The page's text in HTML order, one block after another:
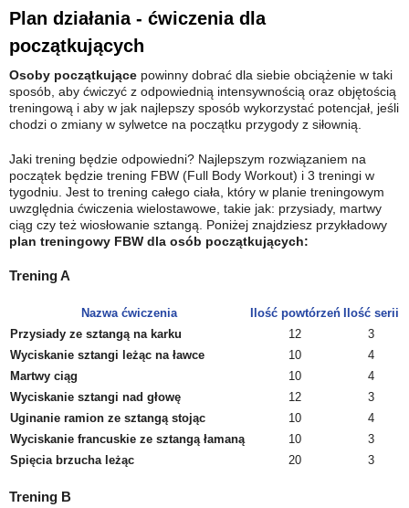
Plan działania - ćwiczenia dla
początkujących
Osoby początkujące powinny dobrać dla siebie obciążenie w taki
sposób, aby ćwiczyć z odpowiednią intensywnością oraz objętością
treningową i aby w jak najlepszy sposób wykorzystać potencjał, jeśli
chodzi o zmiany w sylwetce na początku przygody z siłownią.
Jaki trening będzie odpowiedni? Najlepszym rozwiązaniem na
początek będzie trening FBW (Full Body Workout) i 3 treningi w
tygodniu. Jest to trening całego ciała, który w planie treningowym
uwzględnia ćwiczenia wielostawowe, takie jak: przysiady, martwy
ciąg czy też wiosłowanie sztangą. Poniżej znajdziesz przykładowy
plan treningowy FBW dla osób początkujących:
Trening A
Nazwa ćwiczenia Ilość powtórzeń
Ilość serii
Przysiady ze sztangą na karku
12
3
Wyciskanie sztangi leżąc na ławce
10
4
Martwy ciąg
10
4
Wyciskanie sztangi nad głowę
12
3
Uginanie ramion ze sztangą stojąc
10
4
Wyciskanie francuskie ze sztangą łamaną
10
3
Spięcia brzucha leżąc
20 3
Trening B